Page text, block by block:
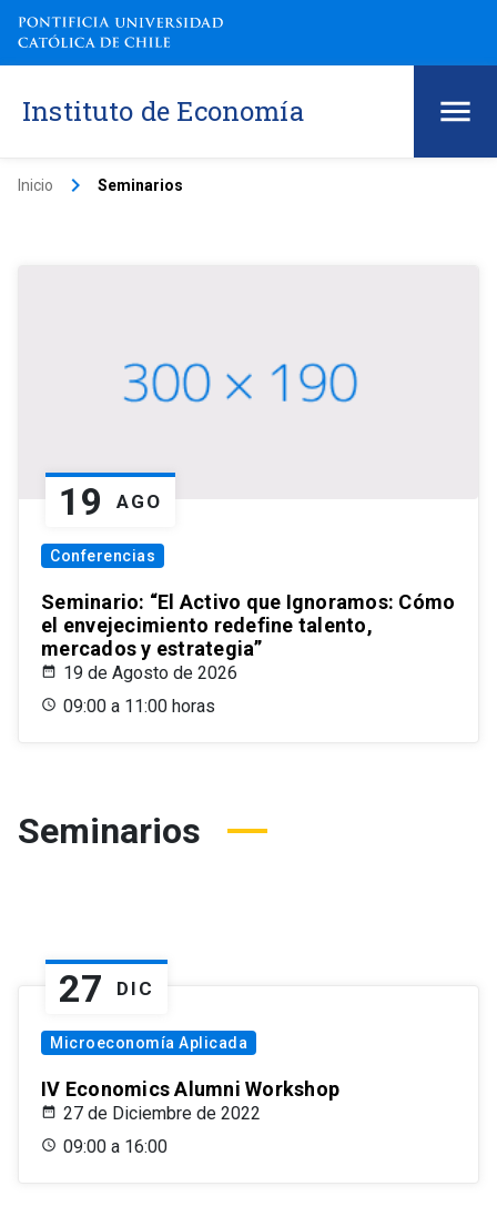
Instituto de Economía
Inicio keyboard_arrow_right Seminarios
19 AGO
Conferencias
Seminario: “El Activo que Ignoramos: Cómo
el envejecimiento redefine talento,
mercados y estrategia”
19 de Agosto de 2026
09:00 a 11:00 horas
Seminarios
27 DIC
Microeconomía Aplicada
IV Economics Alumni Workshop
27 de Diciembre de 2022
09:00 a 16:00